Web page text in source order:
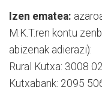
Izen ematea:
M.K.T.ren kontu
abizenak adierazi):
Rural Kutxa: 3008
Kutxabank: 2095